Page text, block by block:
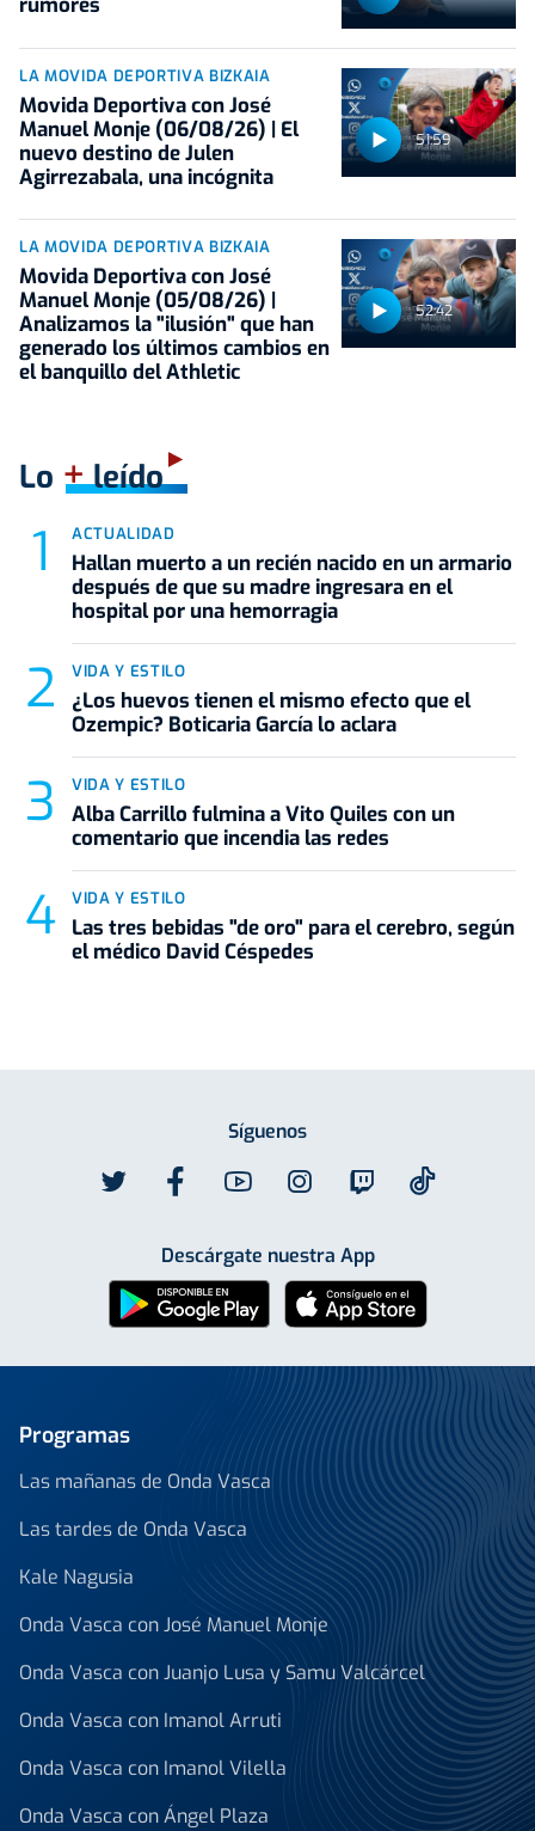
51:59
LA MOVIDA DEPORTIVA BIZKAIA
Movida Deportiva con José
Manuel Monje (06/08/26) | El
nuevo destino de Julen
Agirrezabala, una incógnita
52:42
LA MOVIDA DEPORTIVA BIZKAIA
Movida Deportiva con José
Manuel Monje (05/08/26) |
Analizamos la "ilusión" que han
generado los últimos cambios en
el banquillo del Athletic
Lo +leído
ACTUALIDAD
Hallan muerto a un recién nacido en un armario
después de que su madre ingresara en el
hospital por una hemorragia
VIDA Y ESTILO
¿Los huevos tienen el mismo efecto que el
Ozempic? Boticaria García lo aclara
VIDA Y ESTILO
Alba Carrillo fulmina a Vito Quiles con un
comentario que incendia las redes
VIDA Y ESTILO
Las tres bebidas "de oro" para el cerebro, según
el médico David Céspedes
Síguenos
Descárgate nuestra App
Programas
Las mañanas de Onda Vasca
Las tardes de Onda Vasca
Kale Nagusia
Onda Vasca con José Manuel Monje
Onda Vasca con Juanjo Lusa y Samu Valcárcel
Onda Vasca con Imanol Arruti
Onda Vasca con Imanol Vilella
Onda Vasca con Ángel Plaza